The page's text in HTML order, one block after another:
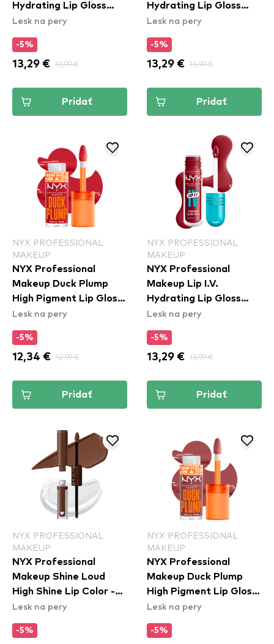
Hydrating Lip Gloss
Stain - 09 Blush Rush
Lesk na pery
-5%
13,29 € 13,99 €
Pridať
Hydrating Lip Gloss
Stain - 12 Burst That
Lesk na pery
-5%
13,29 € 13,99 €
Pridať
NYX PROFESSIONAL
MAKEUP
NYX Professional
Makeup Duck Plump
High Pigment Lip Gloss
- Cherry Spice
Lesk na pery
-5%
12,34 € 12,99 €
Pridať
NYX PROFESSIONAL
MAKEUP
NYX Professional
Makeup Lip I.V.
Hydrating Lip Gloss
Stain - 10 Berry Thirsty
Lesk na pery
-5%
13,29 € 13,99 €
Pridať
NYX PROFESSIONAL
MAKEUP
NYX Professional
Makeup Shine Loud
High Shine Lip Color -
Total Baller (SLHP30)
Lesk na pery
-5%
NYX PROFESSIONAL
MAKEUP
NYX Professional
Makeup Duck Plump
High Pigment Lip Gloss
- Mauve Out Of My
Lesk na pery
-5%